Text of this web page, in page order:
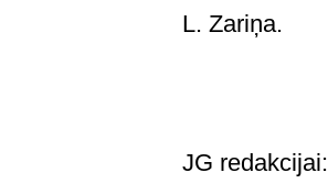
L. Zariņa.
JG redakcijai: